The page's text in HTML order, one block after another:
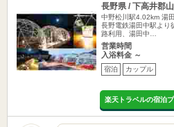
長野県 / 下高井郡
中野松川駅4.02km 湯
長野電鉄湯田中駅より
路利用、湯田中…
営業時間
入浴料金 ～
宿泊 カップル
楽天トラベルの宿泊